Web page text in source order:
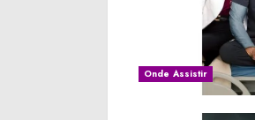
Onde Assistir